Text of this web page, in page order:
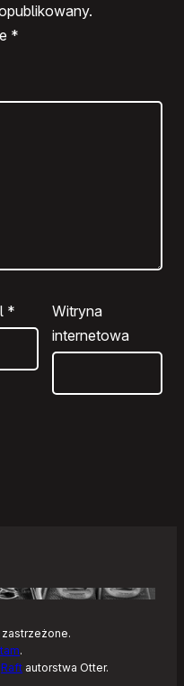
*
*
Witryna
internetowa
.
Raft autorstwa Otter.